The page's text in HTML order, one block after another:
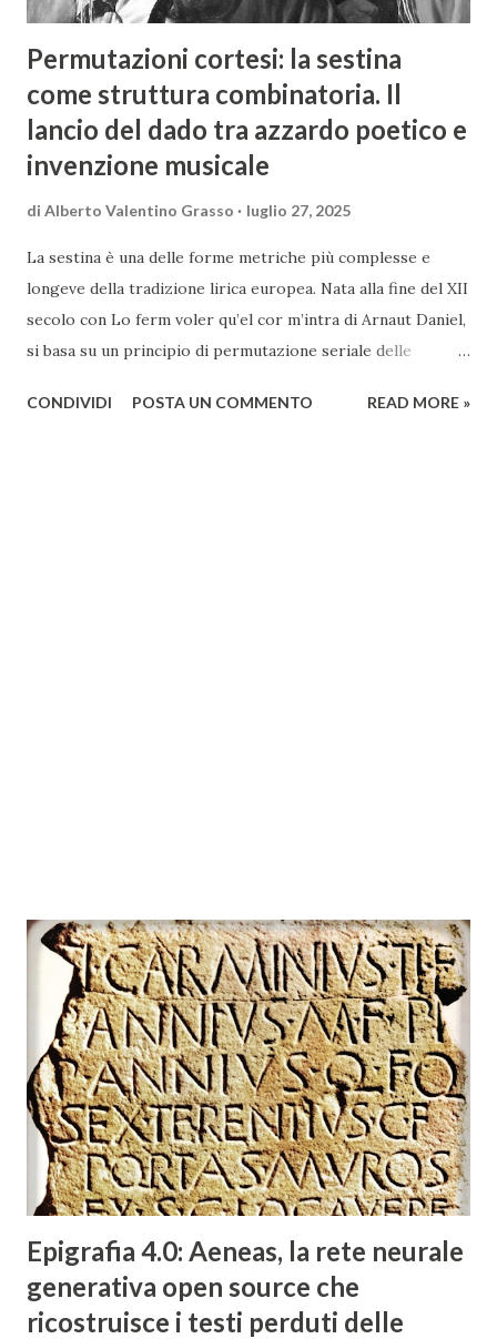
Permutazioni cortesi: la sestina
come struttura combinatoria. Il
lancio del dado tra azzardo poetico e
invenzione musicale
di Alberto Valentino Grasso luglio 27, 2025
La sestina è una delle forme metriche più complesse e
longeve della tradizione lirica europea. Nata alla fine del XII
secolo con Lo ferm voler qu’el cor m’intra di Arnaut Daniel,
si basa su un principio di permutazione seriale delle
ludico dei trovatori. La sua struttura, concepita come un
CONDIVIDI POSTA UN COMMENTO READ MORE »
Epigrafia 4.0: Aeneas, la rete neurale
generativa open source che
ricostruisce i testi perduti delle